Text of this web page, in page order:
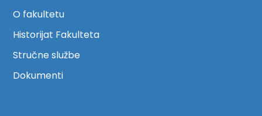
O fakultetu
Historijat Fakulteta
Stručne službe
Dokumenti